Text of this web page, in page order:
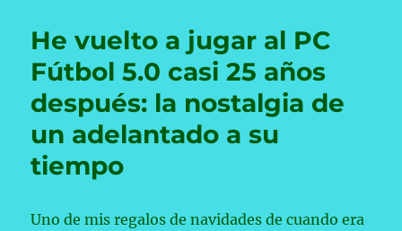
He vuelto a jugar al PC
Fútbol 5.0 casi 25 años
después: la nostalgia de
un adelantado a su
tiempo
Uno de mis regalos de navidades de cuando era